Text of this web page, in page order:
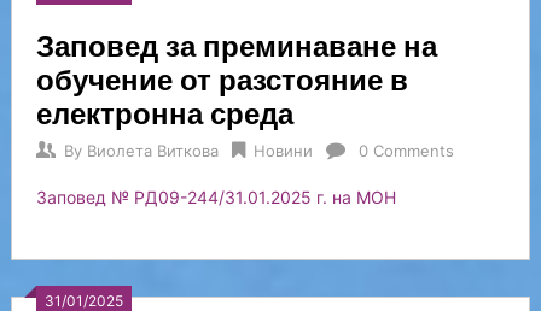
Заповед за преминаване на
обучение от разстояние в
електронна среда
By Виолета Виткова Новини 0 Comments
Заповед № РД09-244/31.01.2025 г. на МОН
31/01/2025